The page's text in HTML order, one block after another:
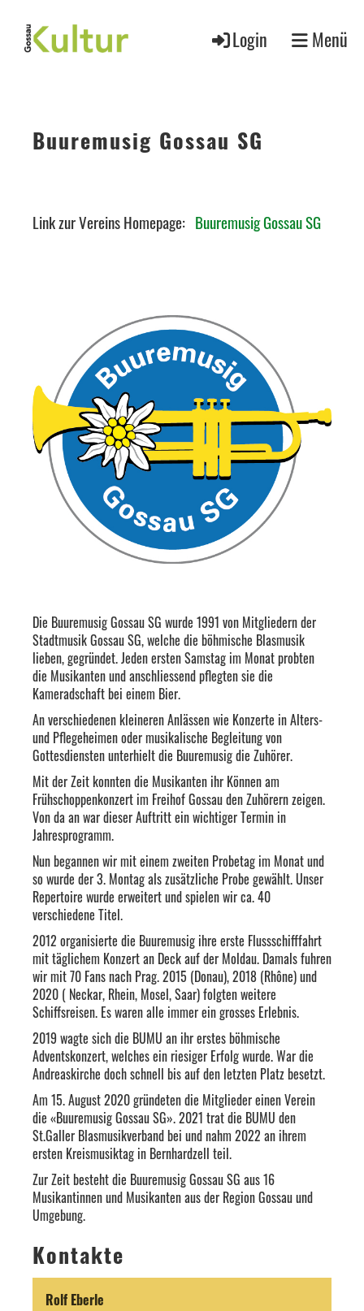
Login Menü
Buuremusig Gossau SG
Link zur Vereins Homepage: Buuremusig Gossau SG
Die Buuremusig Gossau SG wurde 1991 von Mitgliedern der
Stadtmusik Gossau SG, welche die böhmische Blasmusik
lieben, gegründet. Jeden ersten Samstag im Monat probten
die Musikanten und anschliessend pflegten sie die
Kameradschaft bei einem Bier.
An verschiedenen kleineren Anlässen wie Konzerte in Alters-
und Pflegeheimen oder musikalische Begleitung von
Gottesdiensten unterhielt die Buuremusig die Zuhörer.
Mit der Zeit konnten die Musikanten ihr Können am
Frühschoppenkonzert im Freihof Gossau den Zuhörern zeigen.
Von da an war dieser Auftritt ein wichtiger Termin in
Jahresprogramm.
Nun begannen wir mit einem zweiten Probetag im Monat und
so wurde der 3. Montag als zusätzliche Probe gewählt. Unser
Repertoire wurde erweitert und spielen wir ca. 40
verschiedene Titel.
2012 organisierte die Buuremusig ihre erste Flussschifffahrt
mit täglichem Konzert an Deck auf der Moldau. Damals fuhren
wir mit 70 Fans nach Prag. 2015 (Donau), 2018 (Rhône) und
2020 ( Neckar, Rhein, Mosel, Saar) folgten weitere
Schiffsreisen. Es waren alle immer ein grosses Erlebnis.
2019 wagte sich die BUMU an ihr erstes böhmische
Adventskonzert, welches ein riesiger Erfolg wurde. War die
Andreaskirche doch schnell bis auf den letzten Platz besetzt.
Am 15. August 2020 gründeten die Mitglieder einen Verein
die «Buuremusig Gossau SG». 2021 trat die BUMU den
St.Galler Blasmusikverband bei und nahm 2022 an ihrem
ersten Kreismusiktag in Bernhardzell teil.
Zur Zeit besteht die Buuremusig Gossau SG aus 16
Musikantinnen und Musikanten aus der Region Gossau und
Umgebung.
Kontakte
Rolf Eberle